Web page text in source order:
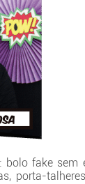
fake sem
porta-